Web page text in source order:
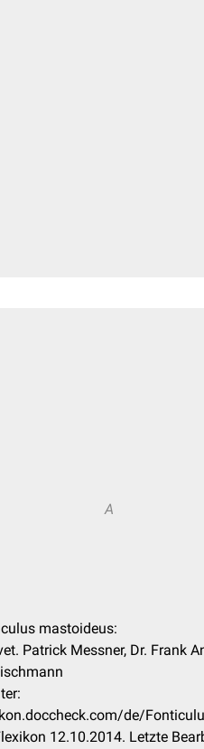
A
mastoideus:
Patrick Messner, Dr. Frank
de/
12.10.2014. Letzte